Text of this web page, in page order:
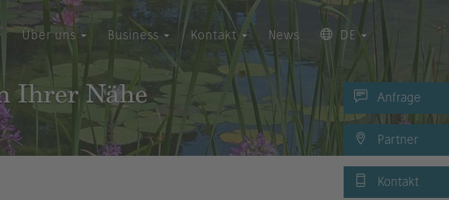
Anfrage
Partner
Kontakt
Über uns Business Kontakt News DE
Ihrer Nähe